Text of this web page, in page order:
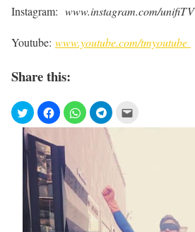
Instagram: www.instagram.com/unifiTV
Youtube: www.youtube.com/tmyoutube
Share this: